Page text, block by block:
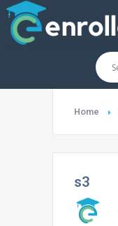
Home
s3